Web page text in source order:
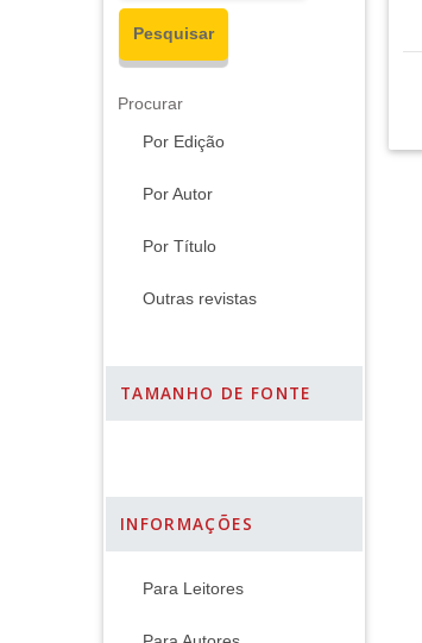
Procurar
Por Edição
Por Autor
Por Título
Outras revistas
TAMANHO DE FONTE
INFORMAÇÕES
Para Leitores